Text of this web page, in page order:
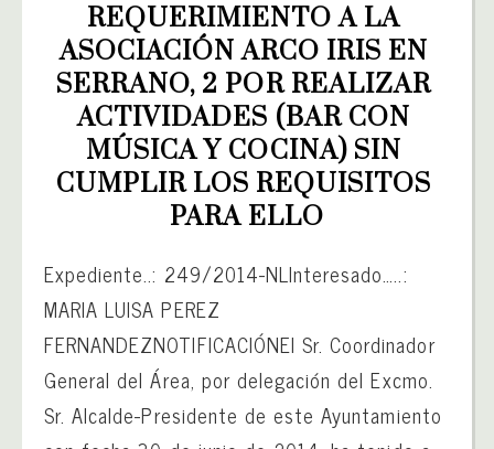
REQUERIMIENTO A LA
ASOCIACIÓN ARCO IRIS EN
SERRANO, 2 POR REALIZAR
ACTIVIDADES (BAR CON
MÚSICA Y COCINA) SIN
CUMPLIR LOS REQUISITOS
PARA ELLO
Expediente..: 249/2014-NLInteresado…..:
MARIA LUISA PEREZ
FERNANDEZNOTIFICACIÓNEl Sr. Coordinador
General del Área, por delegación del Excmo.
Sr. Alcalde-Presidente de este Ayuntamiento